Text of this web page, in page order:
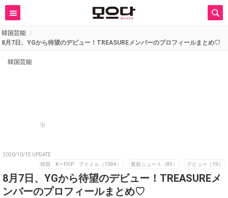
韓国芸能
8月7日、YGから待望のデビュー！TREASUREメンバーのプロフィールまとめ♡
韓国芸能
p
2020/10/15 UPDATE
韓国 KーPOP アイドル（1584）
最新ニュース（89） デビュー（19）
8月7日、YGから待望のデビュー！TREASUREメ
ンバーのプロフィールまとめ♡